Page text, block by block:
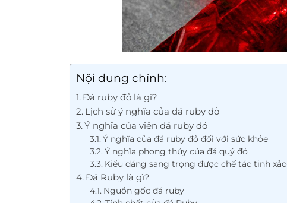
Nội dung chính:
Đá ruby đỏ là gì?
Lịch sử ý nghĩa của đá ruby đỏ
Ý nghĩa của viên đá ruby đỏ
Ý nghĩa của đá ruby đỏ đối với sức khỏe
Ý nghĩa phong thủy của đá quý đỏ
Kiểu dáng sang trọng được chế tác tinh xảo
Đá Ruby là gì?
Nguồn gốc đá ruby